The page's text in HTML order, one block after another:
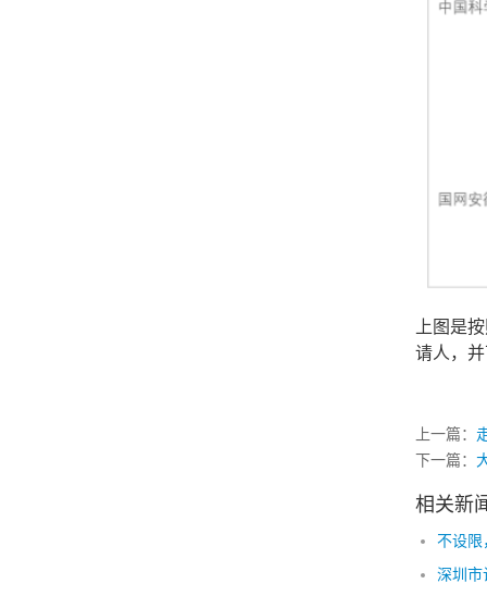
上图是
请人，
上一篇：
下一篇：
相关新
不设